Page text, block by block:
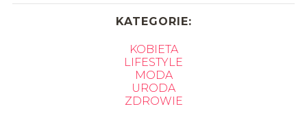
KATEGORIE:
KOBIETA
LIFESTYLE
MODA
URODA
ZDROWIE